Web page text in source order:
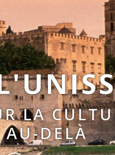
LA
DELÀ